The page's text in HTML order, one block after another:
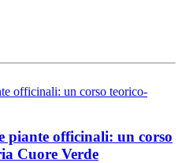
piante officinali: un corso
Cuore Verde